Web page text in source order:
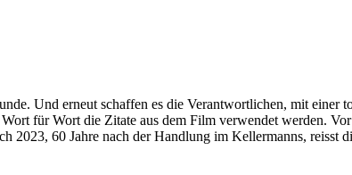
Und erneut schaffen es die Verantwortlichen, mit einer
für Wort die Zitate aus dem Film verwendet werden.
2023, 60 Jahre nach der Handlung im Kellermanns, reisst